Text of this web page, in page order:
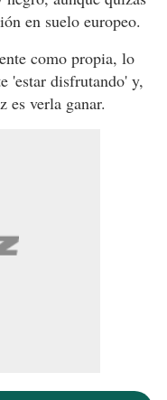
en suelo europeo.
como propia, lo
'estar disfrutando' y,
es verla ganar.